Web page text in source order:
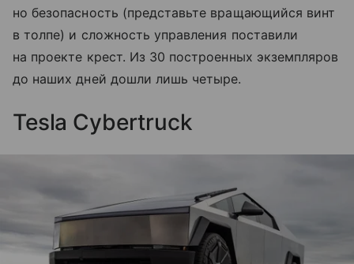
но безопасность (представьте вращающийся винт
в толпе) и сложность управления поставили
на проекте крест. Из 30 построенных экземпляров
до наших дней дошли лишь четыре.
Tesla Cybertruck